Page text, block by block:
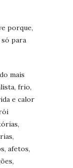
porque,
só para
mais
frio,
e calor
afetos,